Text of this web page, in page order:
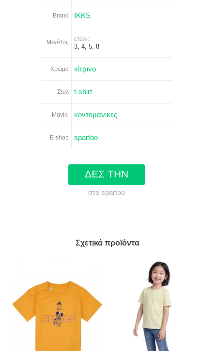
Brand IKKS
Μεγέθος
ετών:
3, 4, 5, 8
Χρώμα κίτρινο
Στυλ t-shirt
Μανίκι κοντομάνικες
E-shop spartoo
ΔΕΣ ΤΗΝ
στο spartoo
Σχετικά προϊόντα